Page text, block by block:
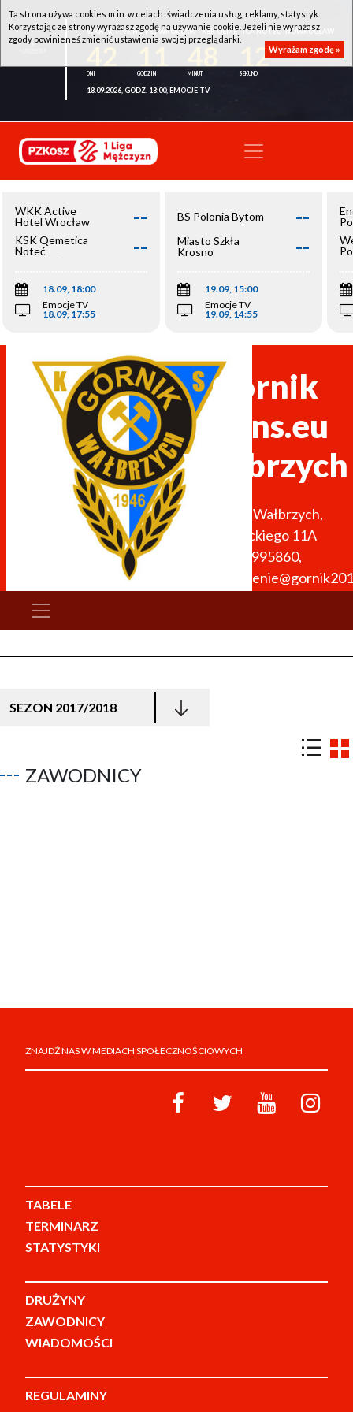
WKK ACTIVE HOTEL WROCŁAW - KSK QEMETICA NOTEĆ INOWROCŁAW
12
18.09.2026, GODZ. 18:00, EMOCJE TV
WKK Active
Hotel Wrocław
--
KSK Qemetica
Noteć
Inowrocław
--
18.09, 18:00
Emocje TV
18.09, 17:55
BS Polonia Bytom --
Miasto Szkła
Krosno
--
19.09, 15:00
Emocje TV
19.09, 14:55
Górnik
Trans.eu
Wałbrzych
Wałbrzych,
Wysockiego 11A
512995860,
SEZON 2017/2018
ZAWODNICY
ZNAJDŹ NAS W MEDIACH SPOŁECZNOŚCIOWYCH
TABELE
TERMINARZ
STATYSTYKI
DRUŻYNY
ZAWODNICY
WIADOMOŚCI
REGULAMINY
Ta strona używa cookies m.in. w celach: świadczenia usług, reklamy, statystyk.
Korzystając ze strony wyrażasz zgodę na używanie cookie. Jeżeli nie wyrażasz
zgody powinieneś zmienić ustawienia swojej przeglądarki.
Wyrażam zgodę »